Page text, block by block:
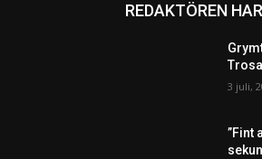
REDAKTÖREN
3 juli,
”Fint